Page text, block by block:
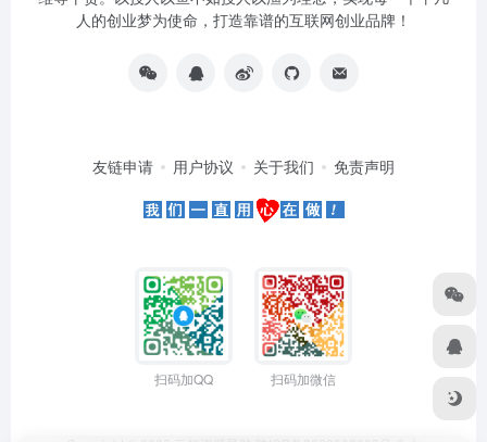
人的创业梦为使命，打造靠谱的互联网创业品牌！
友链申请 用户协议 关于我们 免责声明
扫码加QQ 扫码加微信